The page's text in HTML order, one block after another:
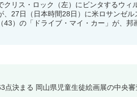
クリス・ロック（左）にビンタするウ
、27日（日本時間28日）に米ロサンゼ
43）の「ドライブ・マイ・カー」が、邦
点決まる 岡山県児童生徒絵画展の中央審